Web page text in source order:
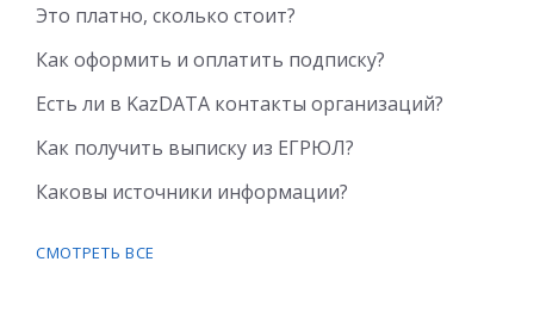
Это платно, сколько стоит?
Как оформить и оплатить подписку?
Есть ли в KazDATA контакты организаций?
Как получить выписку из ЕГРЮЛ?
Каковы источники информации?
СМОТРЕТЬ ВСЕ